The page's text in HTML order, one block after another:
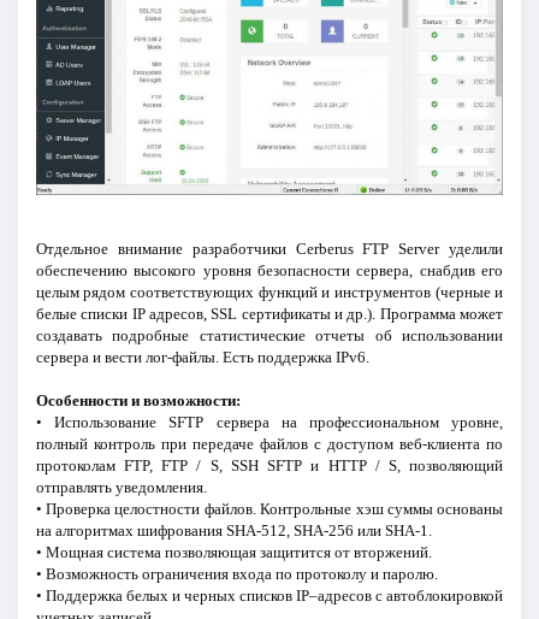
Отдельное внимание разработчики Cerberus FTP Server уделили
обеспечению высокого уровня безопасности сервера, снабдив его
целым рядом соответствующих функций и инструментов (черные и
белые списки IP адресов, SSL сертификаты и др.). Программа может
создавать подробные статистические отчеты об использовании
сервера и вести лог-файлы. Есть поддержка IPv6.
Особенности и возможности:
• Использование SFTP сервера на профессиональном уровне,
полный контроль при передаче файлов с доступом веб-клиента по
протоколам FTP, FTP / S, SSH SFTP и HTTP / S, позволяющий
отправлять уведомления.
• Проверка целостности файлов. Контрольные хэш суммы основаны
на алгоритмах шифрования SHA-512, SHA-256 или SHA-1.
• Мощная система позволяющая защитится от вторжений.
• Возможность ограничения входа по протоколу и паролю.
• Поддержка белых и черных списков IP–адресов с автоблокировкой